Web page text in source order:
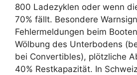
800 Ladezyklen oder wenn
70% fällt. Besondere
Fehlermeldungen beim
Wölbung des Unterbodens
bei Convertibles), plötzliche
40% Restkapazität. In